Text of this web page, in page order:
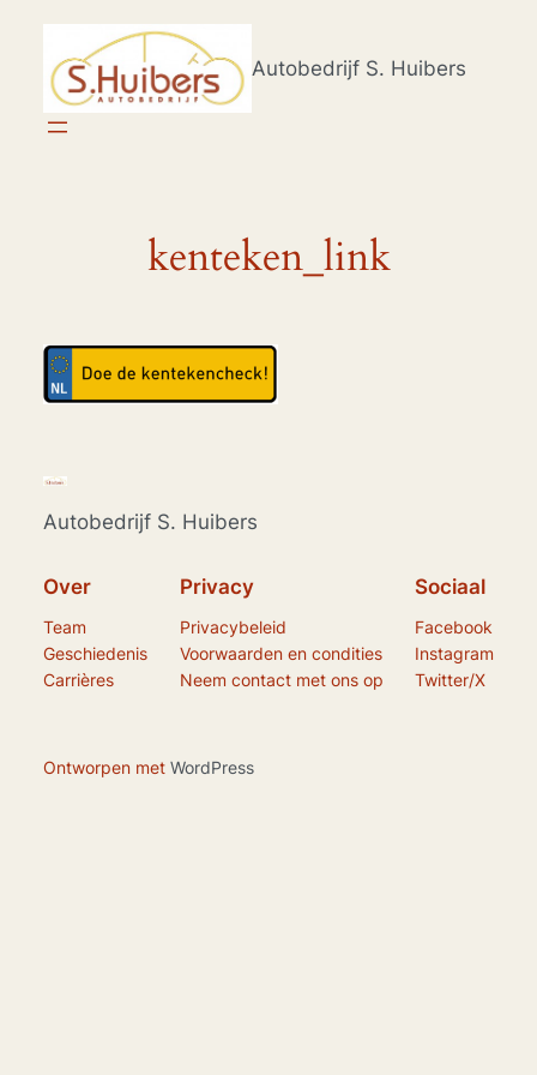
inhoud
Autobedrijf S. Huibers
kenteken_link
Autobedrijf S. Huibers
Over
Team
Geschiedenis
Carrières
Privacy
Privacybeleid
Voorwaarden en condities
Neem contact met ons op
Sociaal
Facebook
Instagram
Twitter/X
Ontworpen met WordPress